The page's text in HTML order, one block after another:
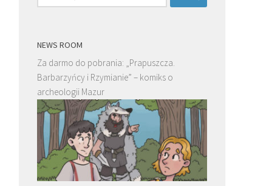
NEWS ROOM
Za darmo do pobrania: „Prapuszcza.
Barbarzyńcy i Rzymianie” – komiks o
archeologii Mazur